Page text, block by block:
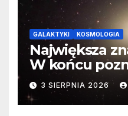
GALAKTYKI KOSMOLOGIA
Największa
W końcu
faktyczne
3 SIERPNIA 2026